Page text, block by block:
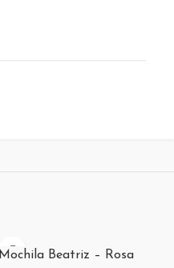
Mochila Beatriz – Rosa